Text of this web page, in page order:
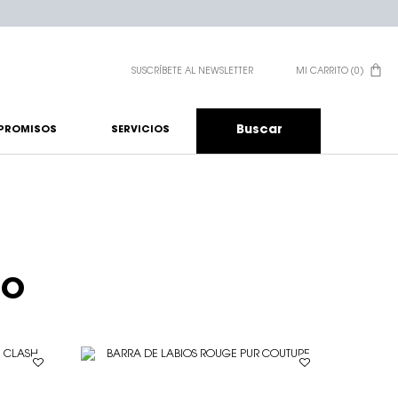
SUSCRÍBETE AL NEWSLETTER MI CARRITO 0
0 PRODUCTO EN EL
SERVICIOS Buscar